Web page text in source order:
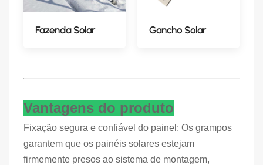
Fazenda Solar Gancho Solar
Vantagens do produto
Fixação segura e confiável do painel: Os grampos
garantem que os painéis solares estejam
firmemente presos ao sistema de montagem,